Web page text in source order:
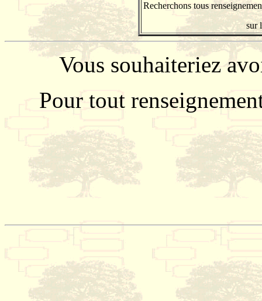
Recherchons tous
sur
Vous souhaiteriez
Pour tout